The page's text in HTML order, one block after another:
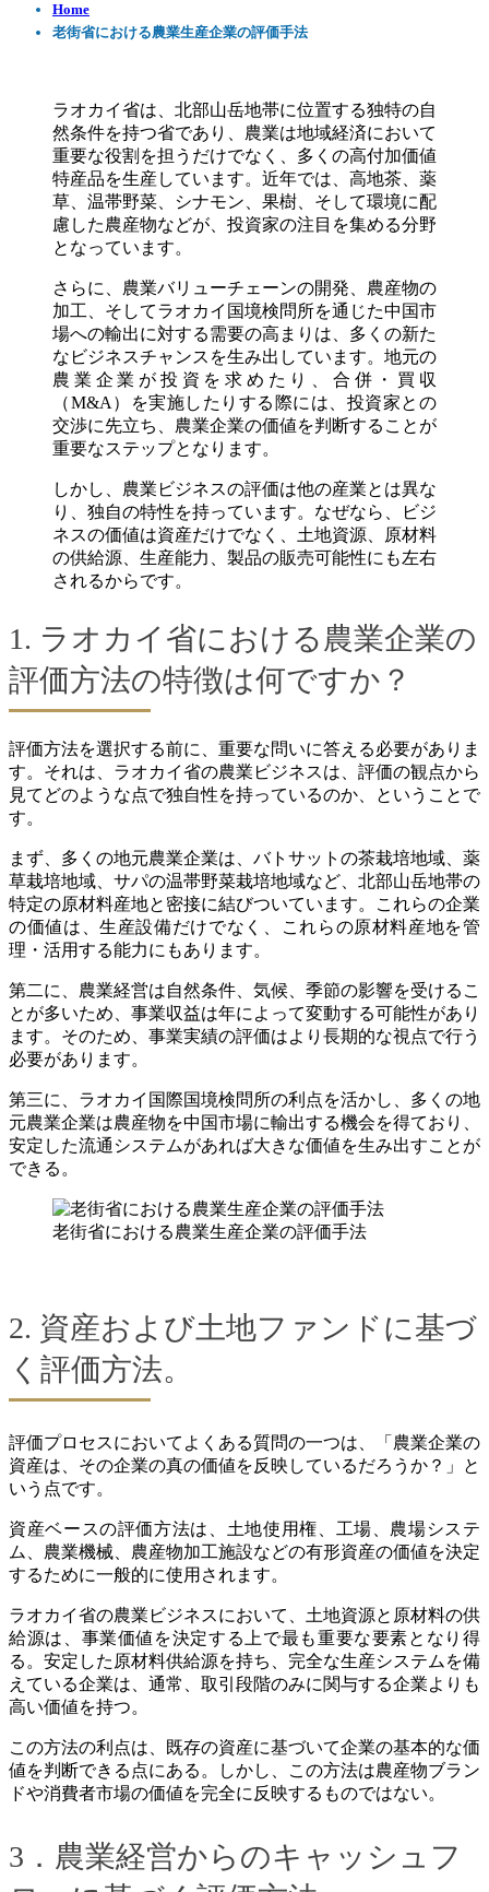
Home
老街省における農業生産企業の評価手法
ラオカイ省は、北部山岳地帯に位置する独特の自
然条件を持つ省であり、農業は地域経済において
重要な役割を担うだけでなく、多くの高付加価値
特産品を生産しています。近年では、高地茶、薬
草、温帯野菜、シナモン、果樹、そして環境に配
慮した農産物などが、投資家の注目を集める分野
となっています。
さらに、農業バリューチェーンの開発、農産物の
加工、そしてラオカイ国境検問所を通じた中国市
場への輸出に対する需要の高まりは、多くの新た
なビジネスチャンスを生み出しています。地元の
農業企業が投資を求めたり、合併・買収
（M&A）を実施したりする際には、投資家との
交渉に先立ち、農業企業の価値を判断することが
重要なステップとなります。
しかし、農業ビジネスの評価は他の産業とは異な
り、独自の特性を持っています。なぜなら、ビジ
ネスの価値は資産だけでなく、土地資源、原材料
の供給源、生産能力、製品の販売可能性にも左右
されるからです。
1. ラオカイ省における農業企業の
評価方法の特徴は何ですか？
評価方法を選択する前に、重要な問いに答える必要がありま
す。それは、ラオカイ省の農業ビジネスは、評価の観点から
見てどのような点で独自性を持っているのか、ということで
す。
まず、多くの地元農業企業は、バトサットの茶栽培地域、薬
草栽培地域、サパの温帯野菜栽培地域など、北部山岳地帯の
特定の原材料産地と密接に結びついています。これらの企業
の価値は、生産設備だけでなく、これらの原材料産地を管
理・活用する能力にもあります。
第二に、農業経営は自然条件、気候、季節の影響を受けるこ
とが多いため、事業収益は年によって変動する可能性があり
ます。そのため、事業実績の評価はより長期的な視点で行う
必要があります。
第三に、ラオカイ国際国境検問所の利点を活かし、多くの地
元農業企業は農産物を中国市場に輸出する機会を得ており、
安定した流通システムがあれば大きな価値を生み出すことが
できる。
老街省における農業生産企業の評価手法
2. 資産および土地ファンドに基づ
く評価方法。
評価プロセスにおいてよくある質問の一つは、「農業企業の
資産は、その企業の真の価値を反映しているだろうか？」と
いう点です。
資産ベースの評価方法は、土地使用権、工場、農場システ
ム、農業機械、農産物加工施設などの有形資産の価値を決定
するために一般的に使用されます。
ラオカイ省の農業ビジネスにおいて、土地資源と原材料の供
給源は、事業価値を決定する上で最も重要な要素となり得
る。安定した原材料供給源を持ち、完全な生産システムを備
えている企業は、通常、取引段階のみに関与する企業よりも
高い価値を持つ。
この方法の利点は、既存の資産に基づいて企業の基本的な価
値を判断できる点にある。しかし、この方法は農産物ブラン
ドや消費者市場の価値を完全に反映するものではない。
3．農業経営からのキャッシュフ